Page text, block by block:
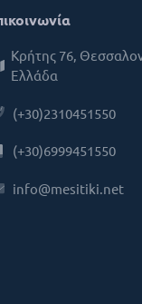
Κρήτης 76,
Ελλάδα
(+30)2310451550
(+30)6999451550
info@mesitiki.net